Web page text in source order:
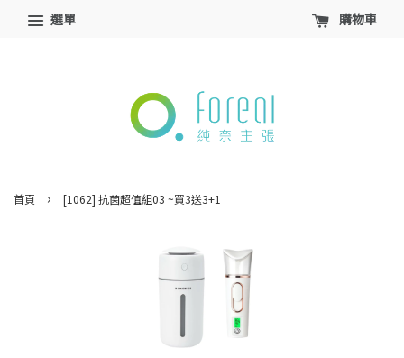
選單 購物車
首頁 › [1062] 抗菌超值組03 ~買3送3+1